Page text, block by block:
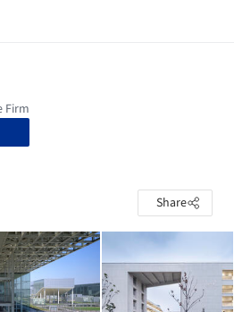
Share